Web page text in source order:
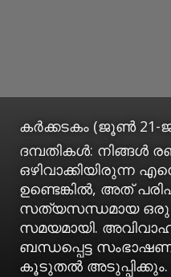
കര്‍ക്കടകം (ജൂണ്‍
ദമ്പതികള്‍: നിങ്ങള്‍
ഒഴിവാക്കിയിരുന്ന
ഉണ്ടെങ്കില്‍, അത്
സത്യസന്ധമായ ഒരു
സമയമായി.
ബന്ധപ്പെട്ട
കൂടുതല്‍ അടുപ്പിക്കും.